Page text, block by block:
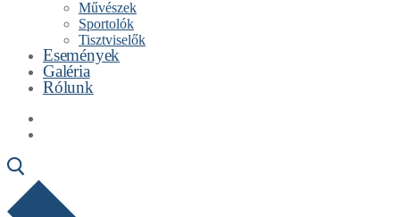
Művészek
Sportolók
Tisztviselők
Események
Galéria
Rólunk